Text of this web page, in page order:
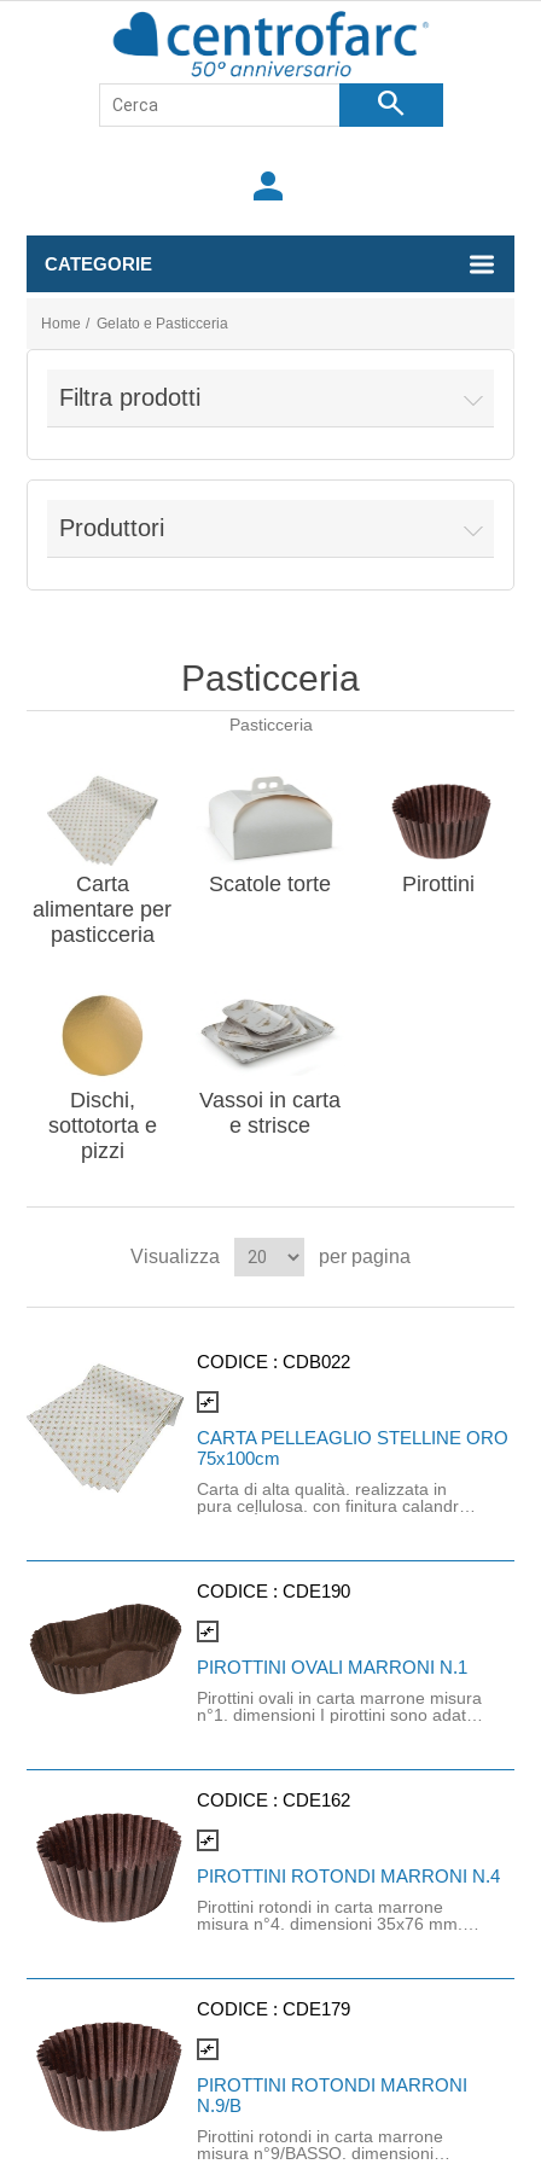
search
person
CATEGORIE
Home / Gelato e Pasticceria
Filtra prodotti
Produttori
Pasticceria
Pasticceria
Carta
alimentare per
pasticceria
Scatole torte Pirottini
Dischi,
sottotorta e
pizzi
Vassoi in carta
e strisce
Visualizza per pagina
CODICE :CDB022
compare_arrows
CARTA PELLEAGLIO STELLINE ORO
75x100cm
Carta di alta qualità. realizzata in
pura cellulosa. con finitura calandrata
panifici e gelaterie, utile per incartare
eleganza e idoneutà al contatto
CODICE :CDE190
compare_arrows
PIROTTINI OVALI MARRONI N.1
Pirottini ovali in carta marrone misura
n°1. dimensioni I pirottini sono adatti
conformi al D. M. 21-10-73 e
Fondo:25x45 - Dimensioni Steso
CODICE :CDE162
compare_arrows
PIROTTINI ROTONDI MARRONI N.4
Pirottini rotondi in carta marrone
misura n°4. dimensioni 35x76 mm.
lamento (CE) nr. 1935/2004,
modifiche.
CODICE :CDE179
compare_arrows
PIROTTINI ROTONDI MARRONI
N.9/B
Pirottini rotondi in carta marrone
misura n°9/BASSO. dimensioni